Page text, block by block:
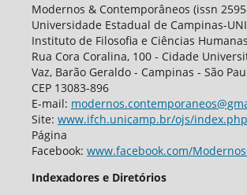
Modernos & Contemporâneos (issn
Universidade Estadual de Campinas-
Instituto de Filosofia e Ciências
Rua Cora Coralina, 100 - Cidade
Vaz, Barão Geraldo - Campinas - São
CEP 13083-896
E-mail:
Site: www.ifch.unicamp.br/ojs/
Página
Facebook: www.facebook.com/
Indexadores e Diretórios